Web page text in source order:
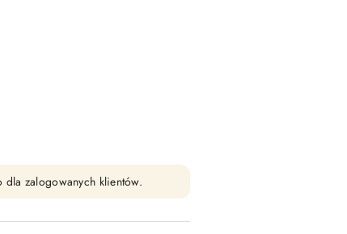
zalogowanych klientów.